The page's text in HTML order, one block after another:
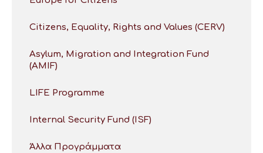
Citizens, Equality, Rights and Values (CERV)
Asylum, Migration and Integration Fund
(AMIF)
LIFE Programme
Internal Security Fund (ISF)
Άλλα Προγράμματα